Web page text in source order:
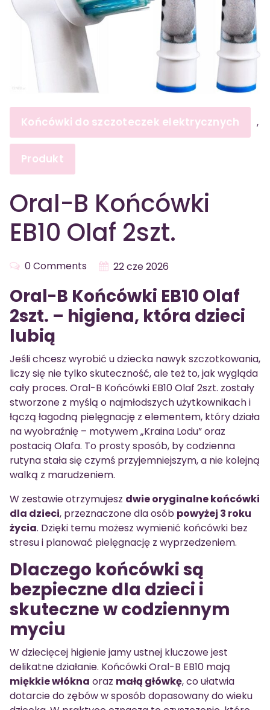
Końcówki do szczoteczek elektrycznych ,
Produkt
Oral-B Końcówki
EB10 Olaf 2szt.
0 Comments 22 cze 2026
Oral-B Końcówki EB10 Olaf
2szt. – higiena, która dzieci
lubią
Jeśli chcesz wyrobić u dziecka nawyk szczotkowania,
liczy się nie tylko skuteczność, ale też to, jak wygląda
cały proces. Oral-B Końcówki EB10 Olaf 2szt. zostały
stworzone z myślą o najmłodszych użytkownikach i
łączą łagodną pielęgnację z elementem, który działa
na wyobraźnię – motywem „Kraina Lodu” oraz
postacią Olafa. To prosty sposób, by codzienna
rutyna stała się czymś przyjemniejszym, a nie kolejną
walką z marudzeniem.
W zestawie otrzymujesz dwie oryginalne końcówki
dla dzieci, przeznaczone dla osób powyżej 3 roku
życia. Dzięki temu możesz wymienić końcówki bez
stresu i planować pielęgnację z wyprzedzeniem.
Dlaczego końcówki są
bezpieczne dla dzieci i
skuteczne w codziennym
myciu
W dziecięcej higienie jamy ustnej kluczowe jest
delikatne działanie. Końcówki Oral-B EB10 mają
miękkie włókna oraz małą główkę, co ułatwia
dotarcie do zębów w sposób dopasowany do wieku